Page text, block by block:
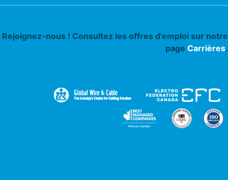
Rejoignez-nous ! Consultez les offres d'emploi sur notre
page Carrières.